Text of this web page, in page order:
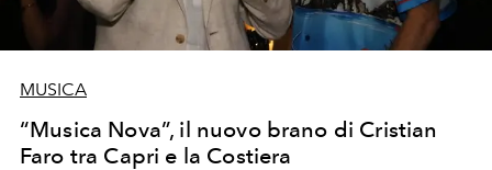
MUSICA
“Musica Nova”, il nuovo brano di Cristian
Faro tra Capri e la Costiera